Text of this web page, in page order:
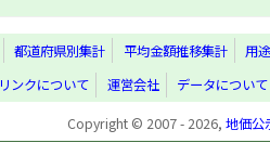
都道府県別集計 平均金額推移集計
用
リンクについて
運営会社
データについて
Copyright © 2007 - 2026, 地価公